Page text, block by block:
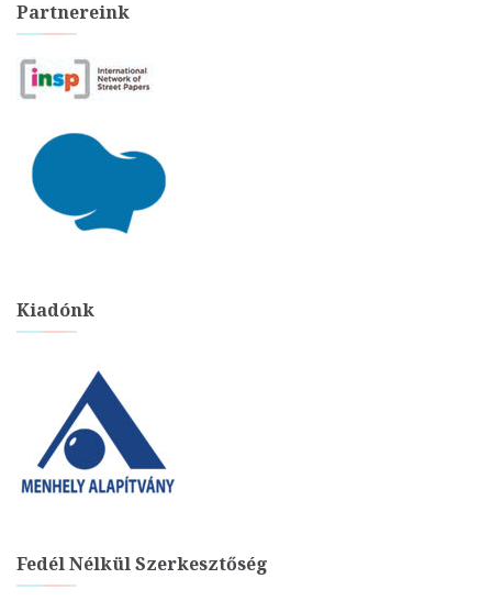
Partnereink
Kiadónk
Fedél Nélkül Szerkesztőség